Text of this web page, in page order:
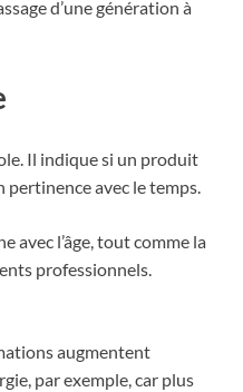
d’une génération à
Il indique si un produit
pertinence avec le temps.
avec l’âge, tout comme la
professionnels.
augmentent
par exemple, car plus